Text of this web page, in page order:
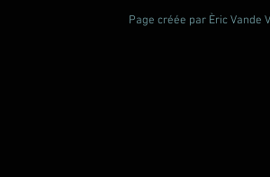
Page créée par Èric Vande